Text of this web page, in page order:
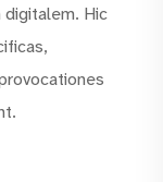
digitalem. Hic